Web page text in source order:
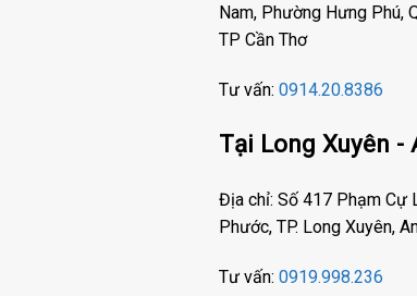
Nam, Phường Hưng Phú,
TP Cần Thơ
Tư vấn:0914.20.8386
Tại Long Xuyên -
Địa chỉ: Số 417 Phạm Cự
Phước, TP. Long Xuyên,
Tư vấn:0919.998.236